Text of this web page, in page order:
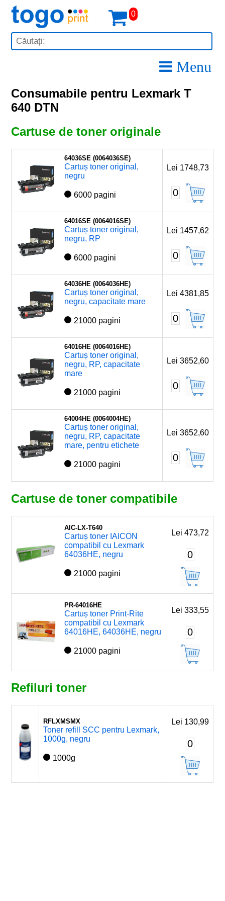
0
Menu
Consumabile pentru Lexmark T
640 DTN
Cartuse de toner originale
64036SE (0064036SE)
Cartuș toner original,
negru
6000 pagini
Lei 1748,73
0
64016SE (0064016SE)
Cartuș toner original,
negru, RP
6000 pagini
Lei 1457,62
0
64036HE (0064036HE)
Cartuș toner original,
negru, capacitate mare
21000 pagini
Lei 4381,85
0
64016HE (0064016HE)
Cartuș toner original,
negru, RP, capacitate
mare
21000 pagini
Lei 3652,60
0
64004HE (0064004HE)
Cartuș toner original,
negru, RP, capacitate
mare, pentru etichete
21000 pagini
Lei 3652,60
0
Cartuse de toner compatibile
AIC-LX-T640
Cartuș toner IAICON
compatibil cu Lexmark
64036HE, negru
21000 pagini
Lei 473,72
0
PR-64016HE
Cartuș toner Print-Rite
compatibil cu Lexmark
64016HE, 64036HE, negru
21000 pagini
Lei 333,55
0
Refiluri toner
RFLXMSMX
Toner refill SCC pentru Lexmark,
1000g, negru
1000g
Lei 130,99
0